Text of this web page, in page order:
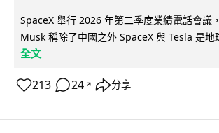
SpaceX 舉行 2026 年第二季度業績電話會議
Musk 稱除了中國之外 SpaceX 與 Tesla 是地
全文
213 24 ↗ 分享